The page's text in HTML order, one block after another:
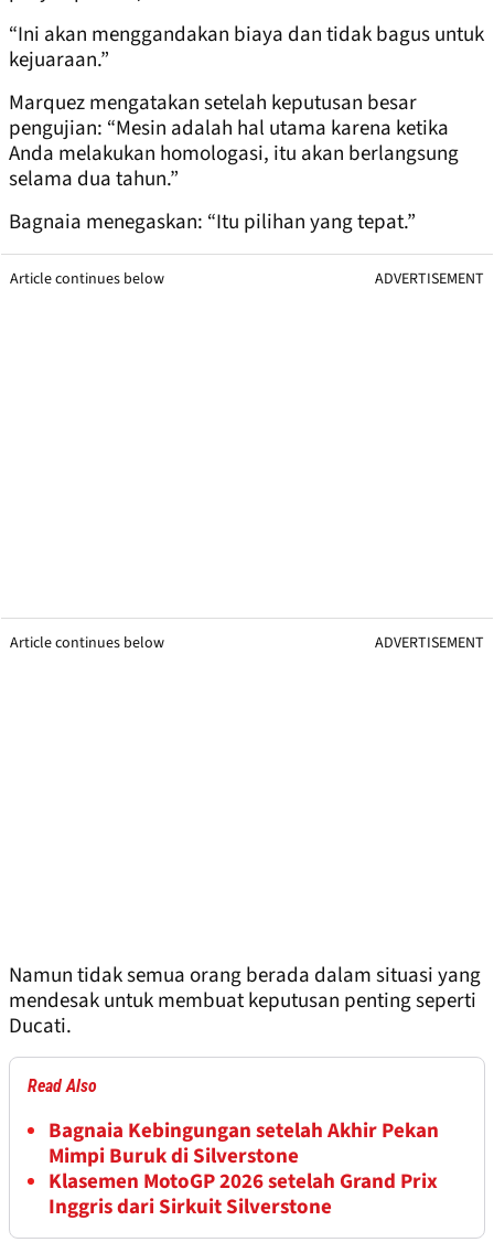
“Ini akan menggandakan biaya dan tidak bagus untuk
kejuaraan.”
Marquez mengatakan setelah keputusan besar
pengujian: “Mesin adalah hal utama karena ketika
Anda melakukan homologasi, itu akan berlangsung
selama dua tahun.”
Bagnaia menegaskan: “Itu pilihan yang tepat.”
Article continues below ADVERTISEMENT
Article continues below ADVERTISEMENT
Namun tidak semua orang berada dalam situasi yang
mendesak untuk membuat keputusan penting seperti
Ducati.
Read Also
Bagnaia Kebingungan setelah Akhir Pekan
Mimpi Buruk di Silverstone
Klasemen MotoGP 2026 setelah Grand Prix
Inggris dari Sirkuit Silverstone